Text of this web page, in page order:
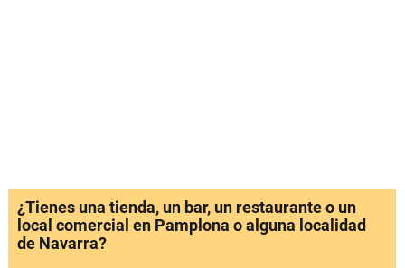
¿Tienes una tienda, un bar, un restaurante o un
local comercial en Pamplona o alguna localidad
de Navarra?